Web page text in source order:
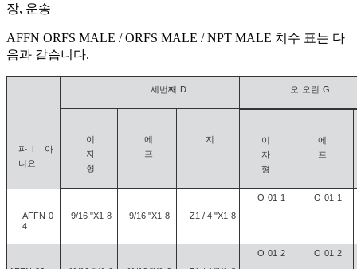
장, 운송
AFFN ORFS MALE / ORFS MALE / NPT MALE 치수 표는 다
음과 같습니다.
파 T
아
니요
세번째 D 오 오린 G
이
자
형
에
프
지
이
자
형
에
프
AFFN-0
4
9/16 "X1 8 9/16 "X1 8 Z1 / 4 "X1 8
O 01 1 O 01 1
O 01 2 O 01 2